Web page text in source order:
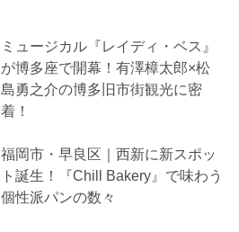
ミュージカル『レイディ・ベス』
が博多座で開幕！有澤樟太郎×松
島勇之介の博多旧市街観光に密
着！
福岡市・早良区｜西新に新スポッ
ト誕生！『Chill Bakery』で味わう
個性派パンの数々